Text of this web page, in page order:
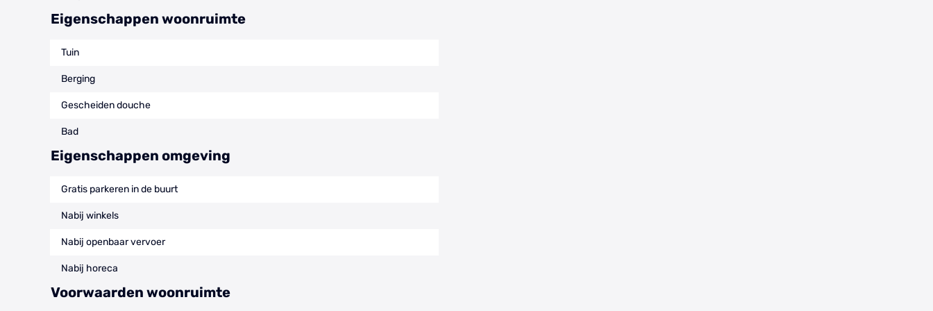
Eigenschappen woonruimte
Tuin
Berging
Gescheiden douche
Bad
Eigenschappen omgeving
Gratis parkeren in de buurt
Nabij winkels
Nabij openbaar vervoer
Nabij horeca
Voorwaarden woonruimte